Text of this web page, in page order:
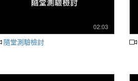
02:03
隨堂測驗檢討